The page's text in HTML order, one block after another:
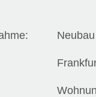
Neubau